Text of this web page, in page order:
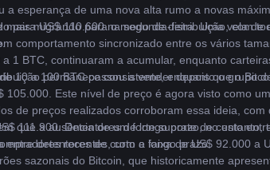
esperança de uma nova alta rumo a novas
para US$ 110.600 na segunda-feira. Uma vela
migrando para o modo de distribuição, com
comportamento sincronizado entre os vários
1 BTC, continuaram a acumular, enquanto
10 a 100 BTC passou a vender depois que o
permanece consistente, enquanto o grupo
Este nível de preço é agora visto como
de preços realizados corroboram essa ideia,
111.900. Detentores de longo prazo, no entanto,
entre detentores de curto e longo prazo.
que a ausência de um forte suporte de custo
recentes, com a faixa de US$ 92.000 a
sazonais do Bitcoin, que historicamente